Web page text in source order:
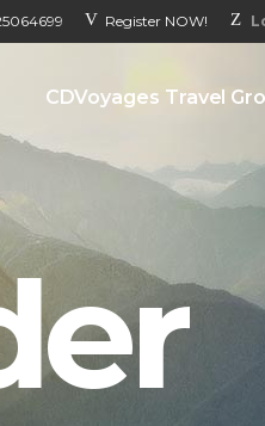
Register NOW!
CDVoyages Travel